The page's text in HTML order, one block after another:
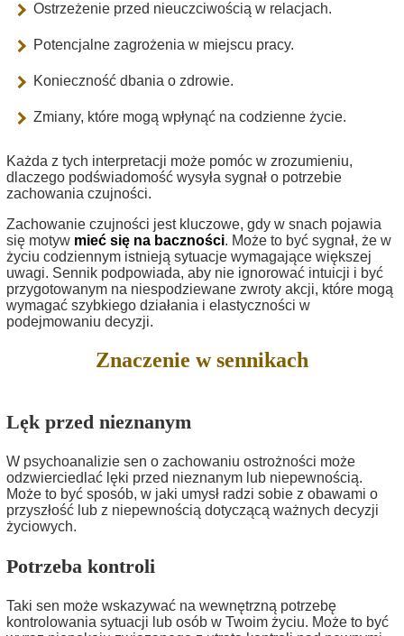
Ostrzeżenie przed nieuczciwością w relacjach.
Potencjalne zagrożenia w miejscu pracy.
Konieczność dbania o zdrowie.
Zmiany, które mogą wpłynąć na codzienne życie.
Każda z tych interpretacji może pomóc w zrozumieniu,
dlaczego podświadomość wysyła sygnał o potrzebie
zachowania czujności.
Zachowanie czujności jest kluczowe, gdy w snach pojawia
się motyw mieć się na baczności. Może to być sygnał, że w
życiu codziennym istnieją sytuacje wymagające większej
uwagi. Sennik podpowiada, aby nie ignorować intuicji i być
przygotowanym na niespodziewane zwroty akcji, które mogą
wymagać szybkiego działania i elastyczności w
podejmowaniu decyzji.
Znaczenie w sennikach
Lęk przed nieznanym
W psychoanalizie sen o zachowaniu ostrożności może
odzwierciedlać lęki przed nieznanym lub niepewnością.
Może to być sposób, w jaki umysł radzi sobie z obawami o
przyszłość lub z niepewnością dotyczącą ważnych decyzji
życiowych.
Potrzeba kontroli
Taki sen może wskazywać na wewnętrzną potrzebę
kontrolowania sytuacji lub osób w Twoim życiu. Może to być